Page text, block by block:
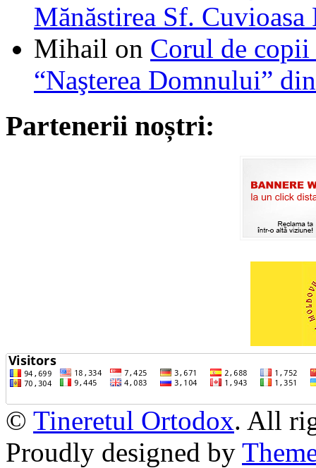
Mănăstirea Sf. Cuvioasa
Mihail on Corul de
“Naşterea Domnului”
Partenerii noștri:
© Tineretul Ortodox. All
Proudly designed by